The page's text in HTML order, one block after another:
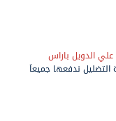
علي الدويل باراس
التضليل ندفعها جميعاً